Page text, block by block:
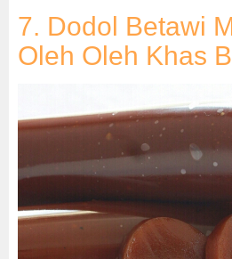
7. Dodol Betawi
Oleh Oleh Khas